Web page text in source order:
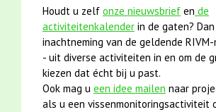
Houdt u zelf onze nieuwsbrief en de
activiteitenkalender in de gaten?
inachtneming van de geldende
- uit diverse activiteiten in en om de
kiezen dat écht bij u past.
Ook mag u een idee mailen naar
als u een vissenmonitoringsactiviteit